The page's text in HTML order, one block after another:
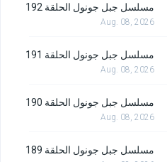
مسلسل جبل جونول الحلقة 192
Aug. 08, 2026
مسلسل جبل جونول الحلقة 191
Aug. 08, 2026
مسلسل جبل جونول الحلقة 190
Aug. 08, 2026
مسلسل جبل جونول الحلقة 189